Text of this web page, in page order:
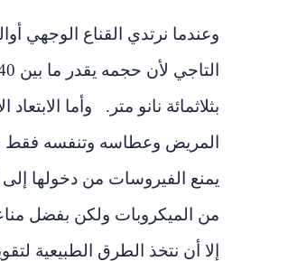
وعندما نرتدي القناع الوجهي
بثلاثمائة نانو متر. وأما
المريض وعطاسه وتنفسه فقط
يمنع الفيروسات من دخولها
من الميكروبات ولكن بفضل
إلا أن نتخذ الطرق الطبيعية